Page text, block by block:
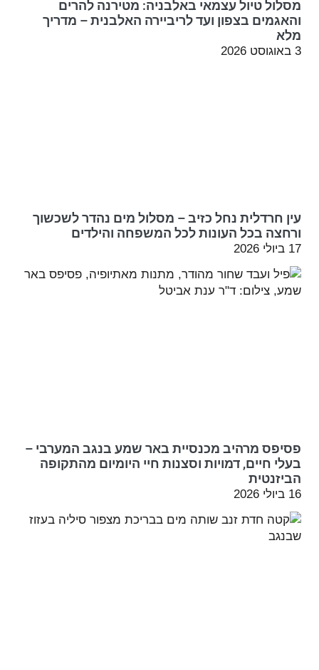
מסלול טיול עצמאי באלבניה: מטירנה להרים
והאגמים בצפון ועד לריביירה האלבנית – מדריך
מלא
3 באוגוסט 2026
עין חרדלית נחל כזיב – מסלול מים נהדר לשכשוך
ורחצה בכל העונות לכל המשפחה והילדים
17 ביולי 2026
פסיפס מרהיב מכנסיית באר שמע בנגב המערבי –
בעלי חיים, דמויות וסצנות חיי היומיום מהתקופה
הביזנטית
16 ביולי 2026